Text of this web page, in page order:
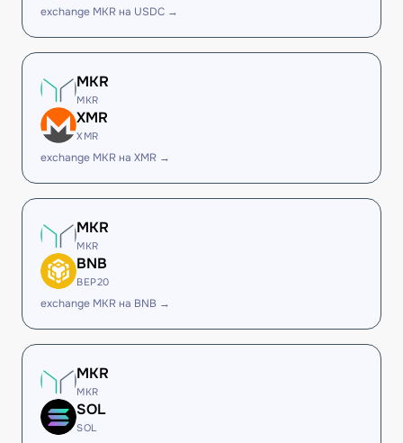
exchange MKR на USDC →
MKR
MKR
XMR
XMR
exchange MKR на XMR →
MKR
MKR
BNB
BEP20
exchange MKR на BNB →
MKR
MKR
SOL
SOL